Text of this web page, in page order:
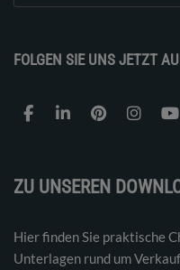
FOLGEN SIE UNS JETZT
ZU UNSEREN
Hier finden Sie praktische
Unterlagen rund um